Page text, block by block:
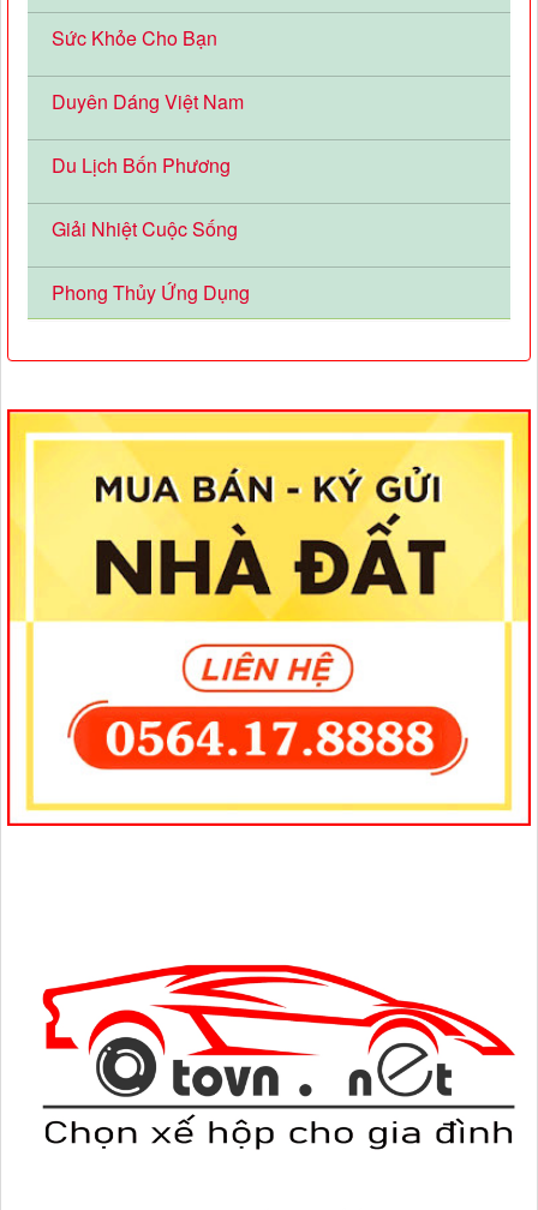
Sức Khỏe Cho Bạn
Duyên Dáng Việt Nam
Du Lịch Bốn Phương
Giải Nhiệt Cuộc Sống
Phong Thủy Ứng Dụng